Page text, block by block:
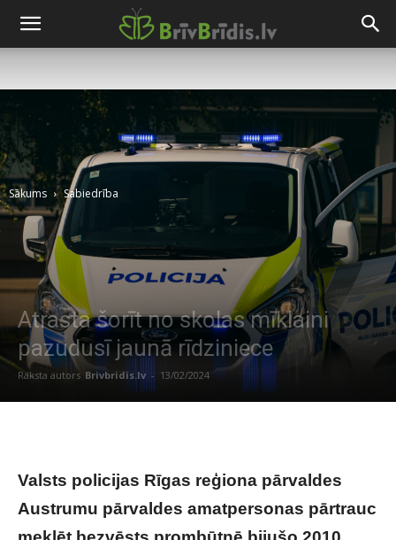
Sākums Sabiedrība
Atrasta šorīt no skolas mīklaini
pazudusī jaunā rīdziniece
Raksta autors Brivbridis.lv - 13/02/2024
FOTO: Valsts policija
Valsts policijas Rīgas reģiona pārvaldes
Austrumu pārvaldes amatpersonas pārtrauc